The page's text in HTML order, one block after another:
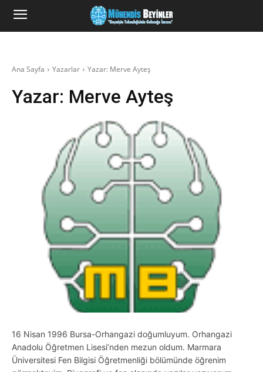
Ana Sayfa Yazarlar Yazar: Merve Ayteş
Yazar: Merve Ayteş
16 Nisan 1996 Bursa-Orhangazi doğumluyum. Orhangazi
Anadolu Öğretmen Lisesi’nden mezun oldum. Marmara
Üniversitesi Fen Bilgisi Öğretmenliği bölümünde öğrenim